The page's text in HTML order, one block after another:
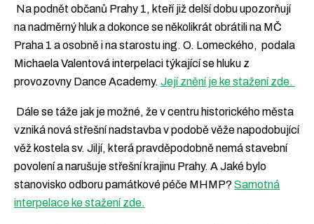
Přidejte se
Na podnět občanů Prahy 1, kteří již delší dobu upozorňují
na nadměrný hluk a dokonce se několikrát obrátili na MČ
Praha 1 a osobně i na starostu ing. O. Lomeckého, podala
Michaela Valentová interpelaci týkající se hluku z
provozovny Dance Academy. Její znění je ke stažení zde.
Dále se táže jak je možné, že v centru historického města
vzniká nová střešní nadstavba v podobě věže napodobující
věž kostela sv. Jiljí, která pravděpodobně nemá stavební
povolení a narušuje střešní krajinu Prahy. A Jaké bylo
stanovisko odboru památkové péče MHMP? Samotná
interpelace ke stažení zde.